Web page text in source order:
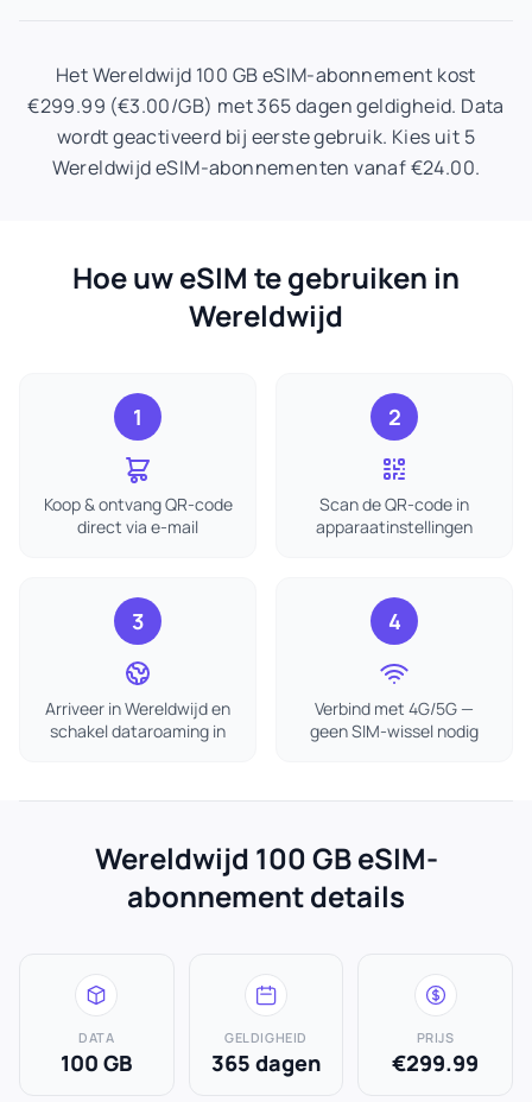
Het Wereldwijd 100 GB eSIM-abonnement kost
€299.99 (€3.00/GB) met 365 dagen geldigheid. Data
wordt geactiveerd bij eerste gebruik. Kies uit 5
Wereldwijd eSIM-abonnementen vanaf €24.00.
Hoe uw eSIM te gebruiken in
Wereldwijd
1
Koop & ontvang QR-code
direct via e-mail
2
Scan de QR-code in
apparaatinstellingen
3
Arriveer in Wereldwijd en
schakel dataroaming in
4
Verbind met 4G/5G —
geen SIM-wissel nodig
Wereldwijd 100 GB eSIM-
abonnement details
DATA
100 GB
GELDIGHEID
365 dagen
PRIJS
€299.99